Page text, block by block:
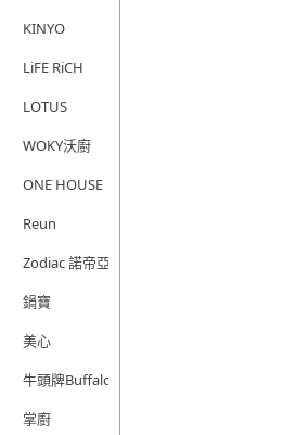
KINYO
LiFE RiCH
LOTUS
WOKY沃廚
ONE HOUSE
Reun
Zodiac 諾帝亞
鍋寶
美心
牛頭牌Buffalo
掌廚